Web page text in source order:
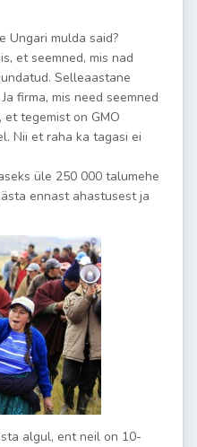
Ungari mulda said?
et seemned, mis nad
Selleaastane
firma, mis need seemned
tegemist on GMO
Nii et raha ka tagasi ei
üle 250 000 talumehe
ennast ahastusest ja
algul, ent neil on 10-